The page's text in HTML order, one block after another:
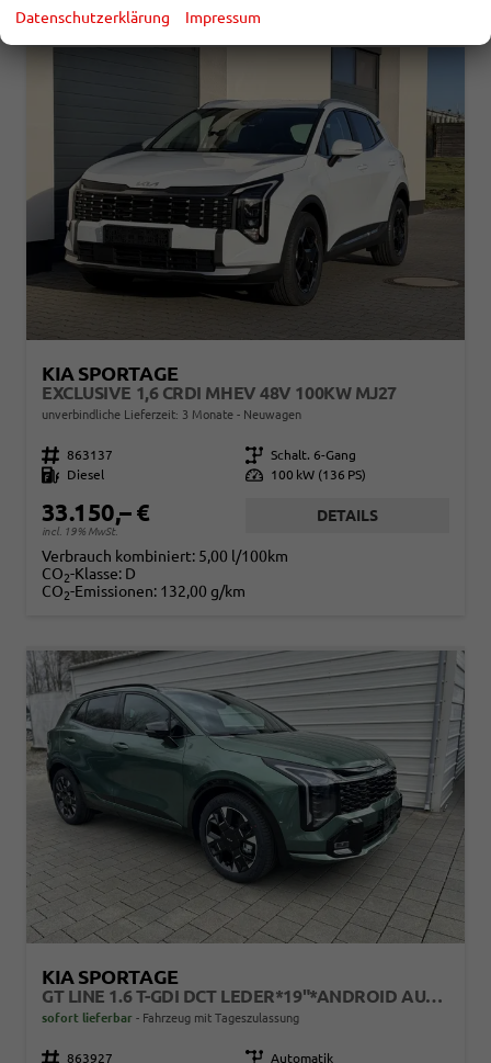
KIA SPORTAGE
EXCLUSIVE 1,6 CRDI MHEV 48V 100KW MJ27
unverbindliche Lieferzeit: 3 Monate Neuwagen
Fahrzeugnr. 863137 Getriebe Schalt. 6-Gang
Kraftstoff
Diesel Leistung 100 kW (136 PS)
33.150,– €
incl. 19% MwSt.
DETAILS
Verbrauch kombiniert: 5,00 l/100km
CO2-Klasse: D
CO2-Emissionen: 132,00 g/km
KIA SPORTAGE
GT LINE 1.6 T-GDI DCT LEDER*19"*ANDROID AUTO*NAVI*SHZ*E-HECK*ACC*360°KAMERA
sofort lieferbar Fahrzeug mit Tageszulassung
Fahrzeugnr. 863927 Getriebe Automatik
Datenschutzerklärung Impressum